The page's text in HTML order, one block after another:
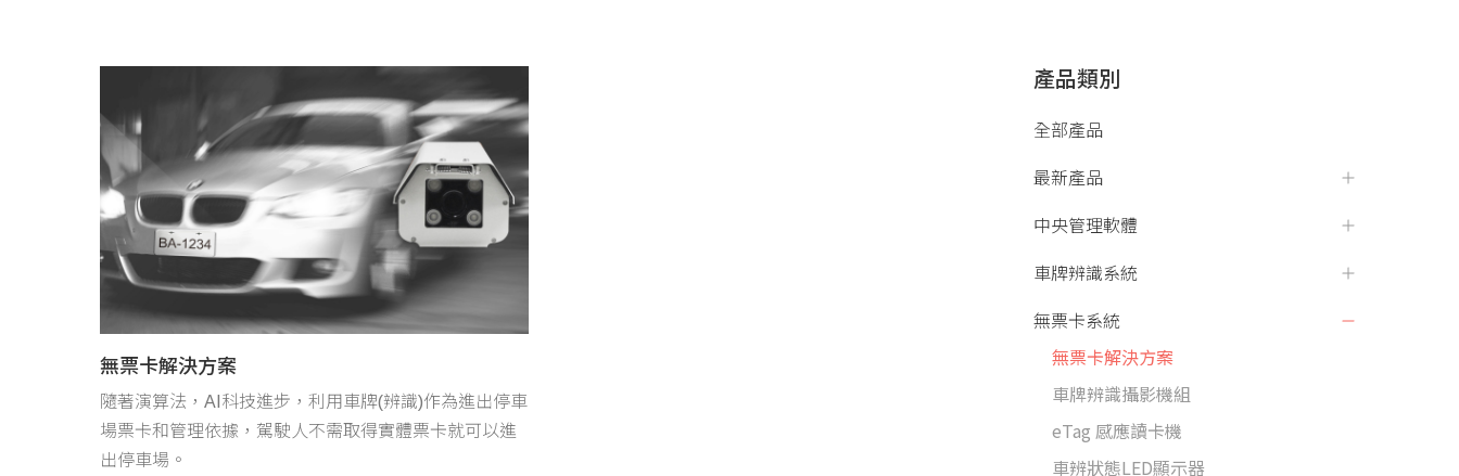
無票卡解決方案
隨著演算法，AI科技進步，利用車牌(辨識)作為進出停車
場票卡和管理依據，駕駛人不需取得實體票卡就可以進
出停車場。
產品類別
全部產品
最新產品
中央管理軟體
車牌辨識系統
無票卡系統
無票卡解決方案
車牌辨識攝影機組
eTag 感應讀卡機
車辨狀態LED顯示器